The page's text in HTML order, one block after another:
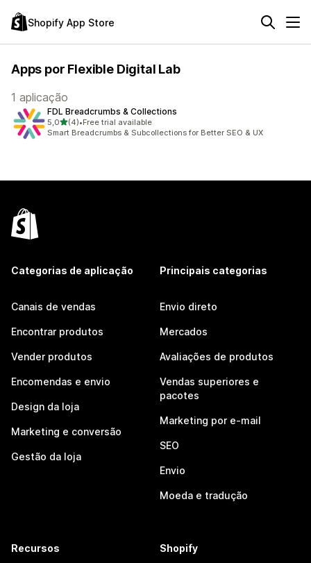
Shopify App Store
Apps por Flexible Digital Lab
1 aplicação
FDL Breadcrumbs & Collections
5,0de 5 estrelas
(4)
4 total de avaliações
•Free trial available
Smart Breadcrumbs & Subcollections for Better SEO & UX
Categorias de aplicação
Canais de vendas
Encontrar produtos
Vender produtos
Encomendas e envio
Design da loja
Marketing e conversão
Gestão da loja
Principais categorias
Envio direto
Mercados
Avaliações de produtos
Vendas superiores e
pacotes
Marketing por e-mail
SEO
Envio
Moeda e tradução
Recursos Shopify